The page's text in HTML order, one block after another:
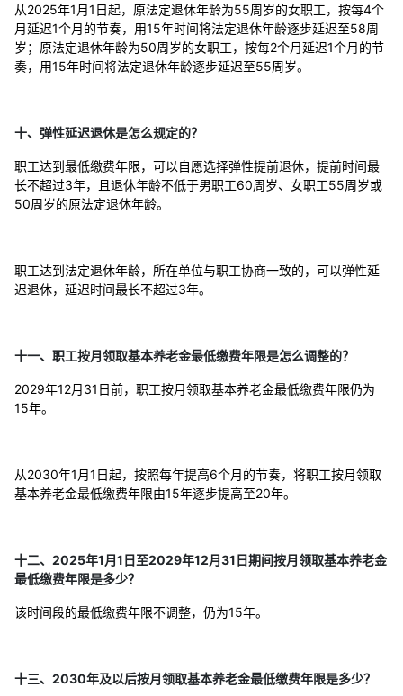
从2025年1月1日起，原法定退休年龄为55周岁的女职工，按每4个
月延迟1个月的节奏，用15年时间将法定退休年龄逐步延迟至58周
岁；原法定退休年龄为50周岁的女职工，按每2个月延迟1个月的节
奏，用15年时间将法定退休年龄逐步延迟至55周岁。
十、弹性延迟退休是怎么规定的？
职工达到最低缴费年限，可以自愿选择弹性提前退休，提前时间最
长不超过3年，且退休年龄不低于男职工60周岁、女职工55周岁或
50周岁的原法定退休年龄。
职工达到法定退休年龄，所在单位与职工协商一致的，可以弹性延
迟退休，延迟时间最长不超过3年。
十一、职工按月领取基本养老金最低缴费年限是怎么调整的？
2029年12月31日前，职工按月领取基本养老金最低缴费年限仍为
15年。
从2030年1月1日起，按照每年提高6个月的节奏，将职工按月领取
基本养老金最低缴费年限由15年逐步提高至20年。
十二、2025年1月1日至2029年12月31日期间按月领取基本养老金
最低缴费年限是多少？
该时间段的最低缴费年限不调整，仍为15年。
十三、2030年及以后按月领取基本养老金最低缴费年限是多少？